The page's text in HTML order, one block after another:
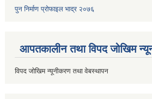
पुन निर्माण प्रोफाइल भाद्र २०७६
आपतकालीन तथा विपद जोखिम
विपद जोखिम न्यूनीकरण तथा वेबस्थापन